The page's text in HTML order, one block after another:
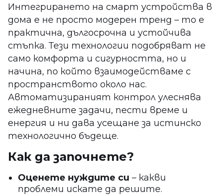
Интегрирането на смарт устройства в
дома е не просто модерен тренд – то е
практична, дългосрочна и устойчива
стъпка. Тези технологии подобряват не
само комфорта и сигурността, но и
начина, по който взаимодействаме с
пространството около нас.
Автоматизираният контрол улеснява
ежедневните задачи, пести време и
енергия и ни дава усещане за истинско
технологично бъдеще.
Как да започнете?
Оценете нуждите си – какви
проблеми искате да решите.